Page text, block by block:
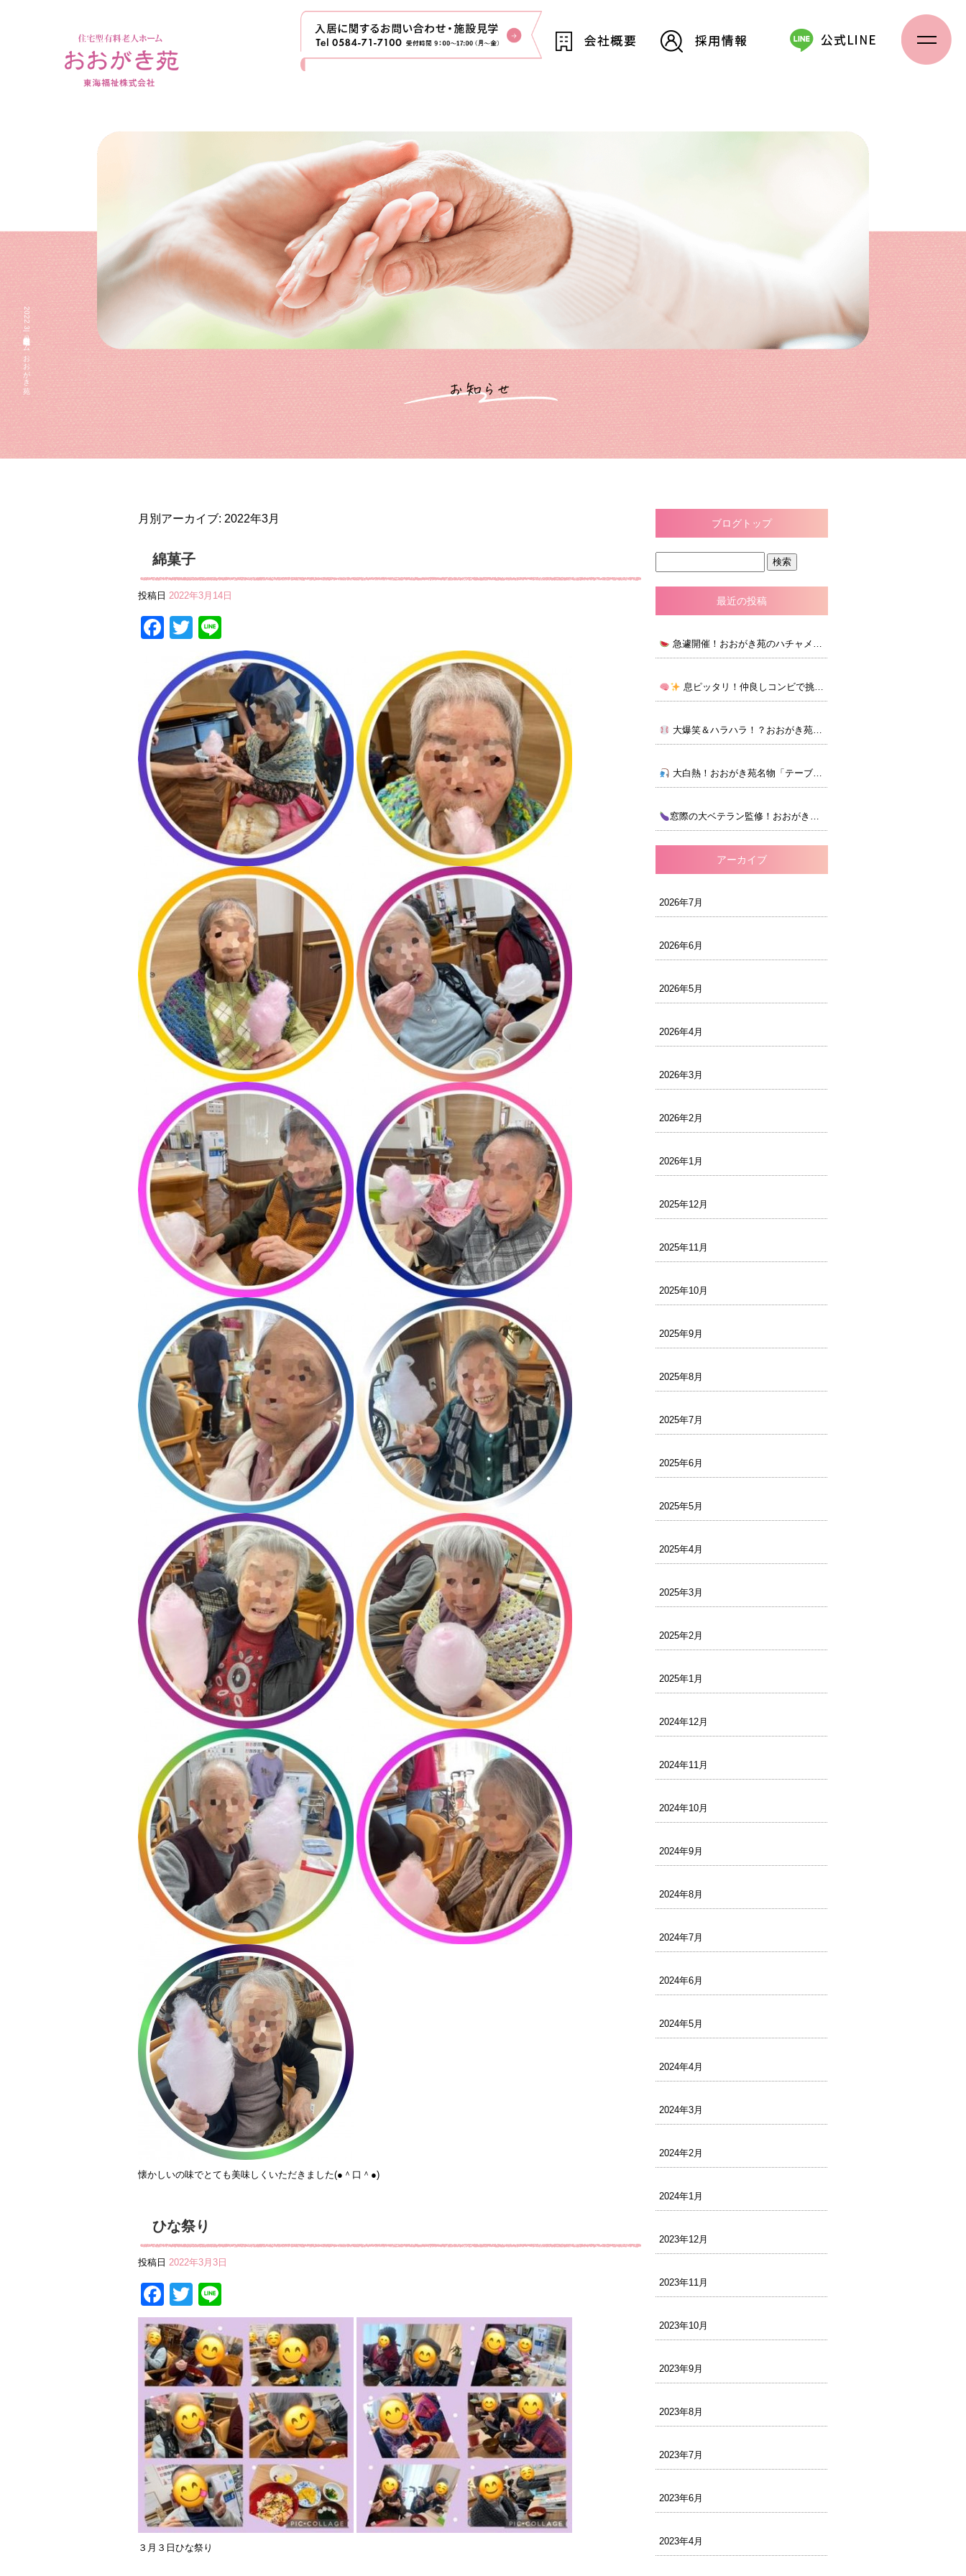
2022 3月|住宅型有料老人ホーム おおがき苑
月別アーカイブ: 2022年3月
綿菓子
投稿日 2022年3月14日
Facebook
Twitter
懐かしいの味でとても美味しくいただきました(●＾口＾●)
ひな祭り
投稿日 2022年3月3日
Facebook
Twitter
３月３日ひな祭り
ブログトップ
最近の投稿
急遽開催！おおがき苑のハチャメチャ大スイカ割り大会！
息ピッタリ！仲良しコンビで挑むカード合わせ脳トレ
大爆笑＆ハラハラ！？おおがき苑の大キャッチボール大会！
大白熱！おおがき苑名物「テーブルフィッシング」大会！
窓際の大ベテラン監修！おおがき苑のナス大収穫祭
アーカイブ
2026年7月
2026年6月
2026年5月
2026年4月
2026年3月
2026年2月
2026年1月
2025年12月
2025年11月
2025年10月
2025年9月
2025年8月
2025年7月
2025年6月
2025年5月
2025年4月
2025年3月
2025年2月
2025年1月
2024年12月
2024年11月
2024年10月
2024年9月
2024年8月
2024年7月
2024年6月
2024年5月
2024年4月
2024年3月
2024年2月
2024年1月
2023年12月
2023年11月
2023年10月
2023年9月
2023年8月
2023年7月
2023年6月
2023年4月